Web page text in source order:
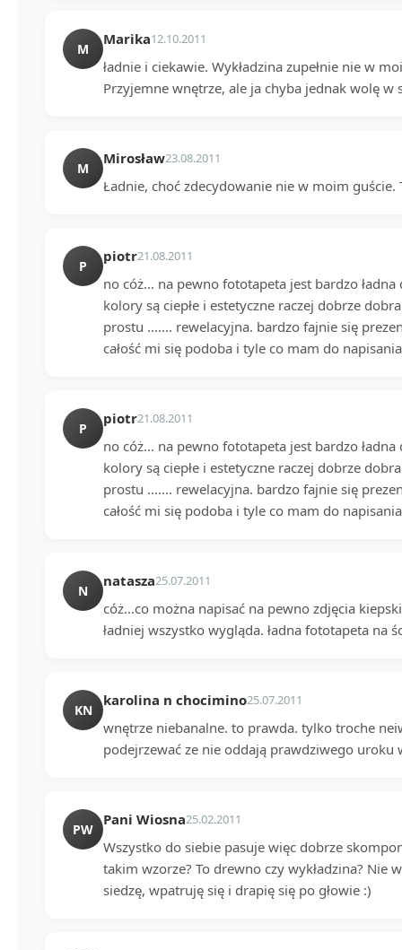
M
Marika12.10.2011
ładnie i ciekawie. Wykładzina zupełnie nie w
Przyjemne wnętrze, ale ja chyba jednak wolę
M
Mirosław23.08.2011
Ładnie, choć zdecydowanie nie w moim guście.
P
piotr21.08.2011
no cóż... na pewno fototapeta jest bardzo
kolory są ciepłe i estetyczne raczej dobrze
prostu ....... rewelacyjna. bardzo fajnie się
całość mi się podoba i tyle co mam do
P
piotr21.08.2011
no cóż... na pewno fototapeta jest bardzo
kolory są ciepłe i estetyczne raczej dobrze
prostu ....... rewelacyjna. bardzo fajnie się
całość mi się podoba i tyle co mam do
N
natasza25.07.2011
cóż...co można napisać na pewno zdjęcia
ładniej wszystko wygląda. ładna fototapeta na
KN
karolina n chocimino25.07.2011
wnętrze niebanalne. to prawda. tylko troche
podejrzewać ze nie oddają prawdziwego uroku
PW
Pani Wiosna25.02.2011
Wszystko do siebie pasuje więc dobrze
takim wzorze? To drewno czy wykładzina? Nie
siedzę, wpatruję się i drapię się po głowie :)